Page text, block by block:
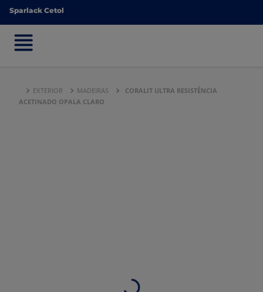
Sparlack Cetol
Sparlack Cetol
EXTERIOR MADEIRAS
CORALIT ULTRA RESISTÊNCIA
ACETINADO OPALA CLARO